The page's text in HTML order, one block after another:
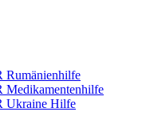
Rumänienhilfe
Ukraine Hilfe